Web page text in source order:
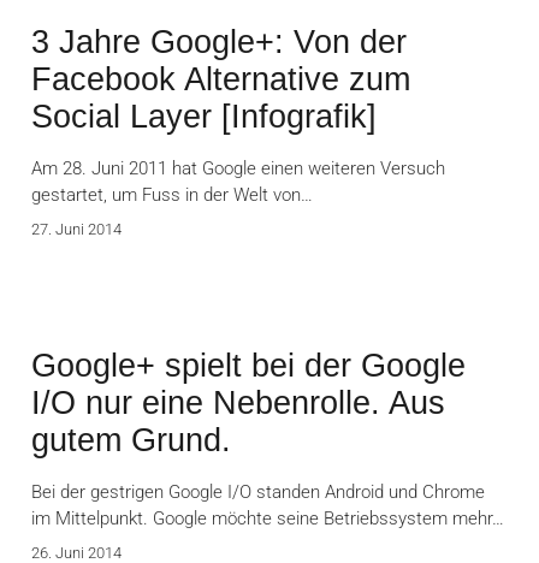
3 Jahre Google+: Von der
Facebook Alternative zum
Social Layer [Infografik]
Am 28. Juni 2011 hat Google einen weiteren Versuch
gestartet, um Fuss in der Welt von…
27. Juni 2014
Google+ spielt bei der Google
I/O nur eine Nebenrolle. Aus
gutem Grund.
Bei der gestrigen Google I/O standen Android und Chrome
im Mittelpunkt. Google möchte seine Betriebssystem mehr…
26. Juni 2014